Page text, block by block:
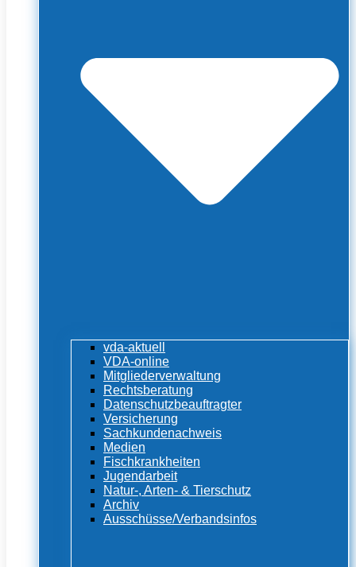
vda-aktuell
VDA-online
Mitgliederverwaltung
Rechtsberatung
Datenschutzbeauftragter
Versicherung
Sachkundenachweis
Medien
Fischkrankheiten
Jugendarbeit
Natur-, Arten- & Tierschutz
Archiv
Ausschüsse/Verbandsinfos